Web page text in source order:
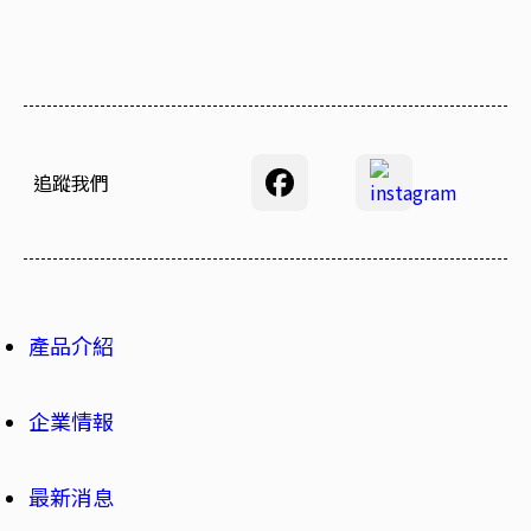
產品介紹
企業情報
最新消息
追蹤我們